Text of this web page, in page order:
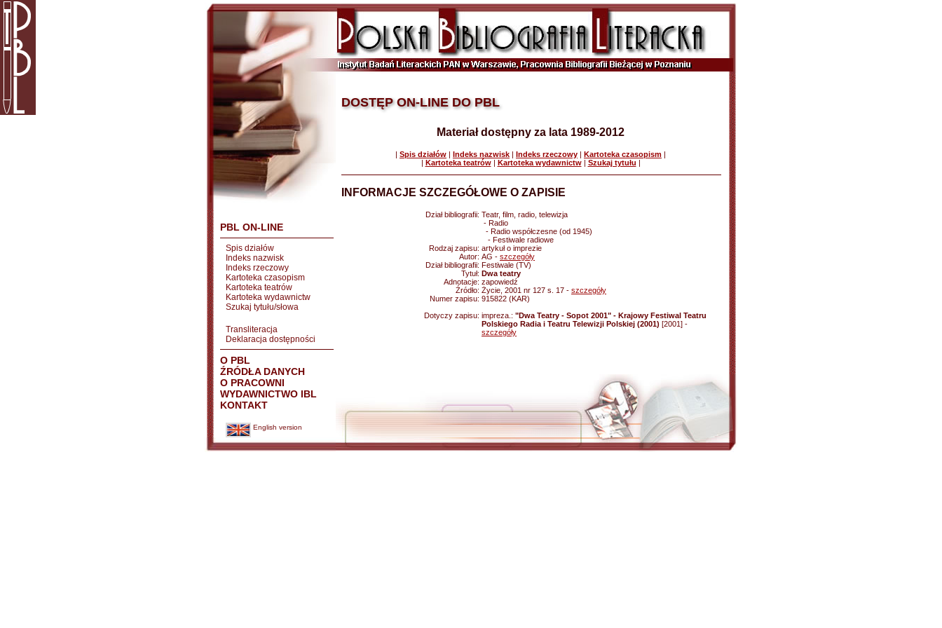
PBL ON-LINE
Spis działów
Indeks nazwisk
Indeks rzeczowy
Kartoteka czasopism
Kartoteka teatrów
Kartoteka wydawnictw
Szukaj tytułu/słowa
Transliteracja
Deklaracja dostępności
O PBL
ŹRÓDŁA DANYCH
O PRACOWNI
WYDAWNICTWO IBL
KONTAKT
English version
DOSTĘP ON-LINE DO PBL
Materiał dostępny za lata 1989-2012
| Spis działów | Indeks nazwisk | Indeks rzeczowy | Kartoteka czasopism |
| Kartoteka teatrów| Kartoteka wydawnictw| Szukaj tytułu |
INFORMACJE SZCZEGÓŁOWE O ZAPISIE
Dział bibliografii: Teatr, film, radio, telewizja
- Radio
- Radio współczesne (od 1945)
- Festiwale radiowe
Rodzaj zapisu: artykuł o imprezie
Autor: AG - szczegóły
Dział bibliografii: Festiwale (TV)
Tytuł: Dwa teatry
Adnotacje: zapowiedź
Źródło: Życie, 2001 nr 127 s. 17 - szczegóły
Numer zapisu: 915822 (KAR)
Dotyczy zapisu: impreza.: "Dwa Teatry - Sopot 2001" - Krajowy Festiwal Teatru
Polskiego Radia i Teatru Telewizji Polskiej (2001) [2001] -
szczegóły